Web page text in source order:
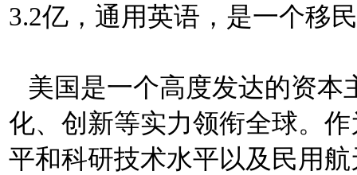
3.2亿，通用英语，是一个移
美国是一个高度发达的资本
化、创新等实力领衔全球。
平和科研技术水平以及民用